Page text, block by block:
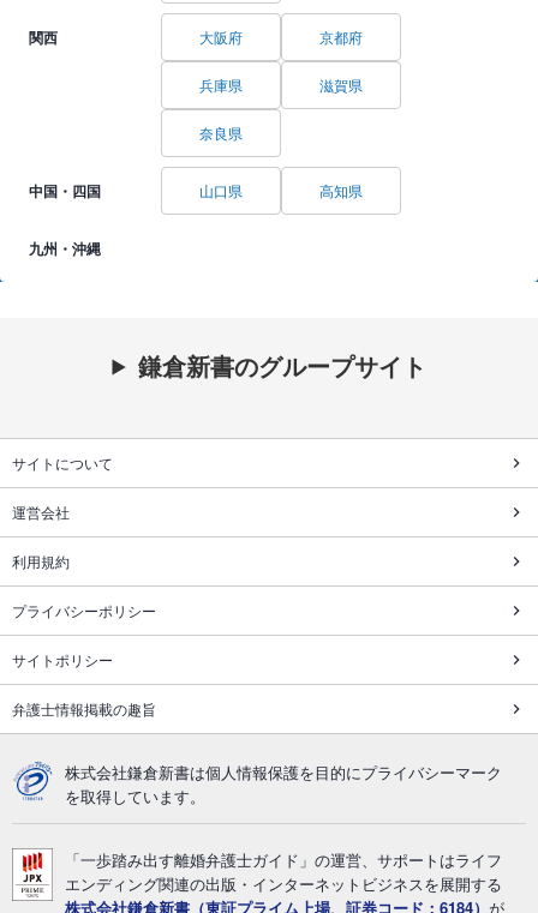
関西 大阪府 京都府
兵庫県 滋賀県
奈良県
中国・四国 山口県 高知県
九州・沖縄
鎌倉新書のグループサイト
サイトについて
運営会社
利用規約
プライバシーポリシー
サイトポリシー
弁護士情報掲載の趣旨
株式会社鎌倉新書は個人情報保護を目的にプライバシーマーク
を取得しています。
「一歩踏み出す離婚弁護士ガイド」の運営、サポートはライフ
エンディング関連の出版・インターネットビジネスを展開する
株式会社鎌倉新書（東証プライム上場、証券コード：6184） が